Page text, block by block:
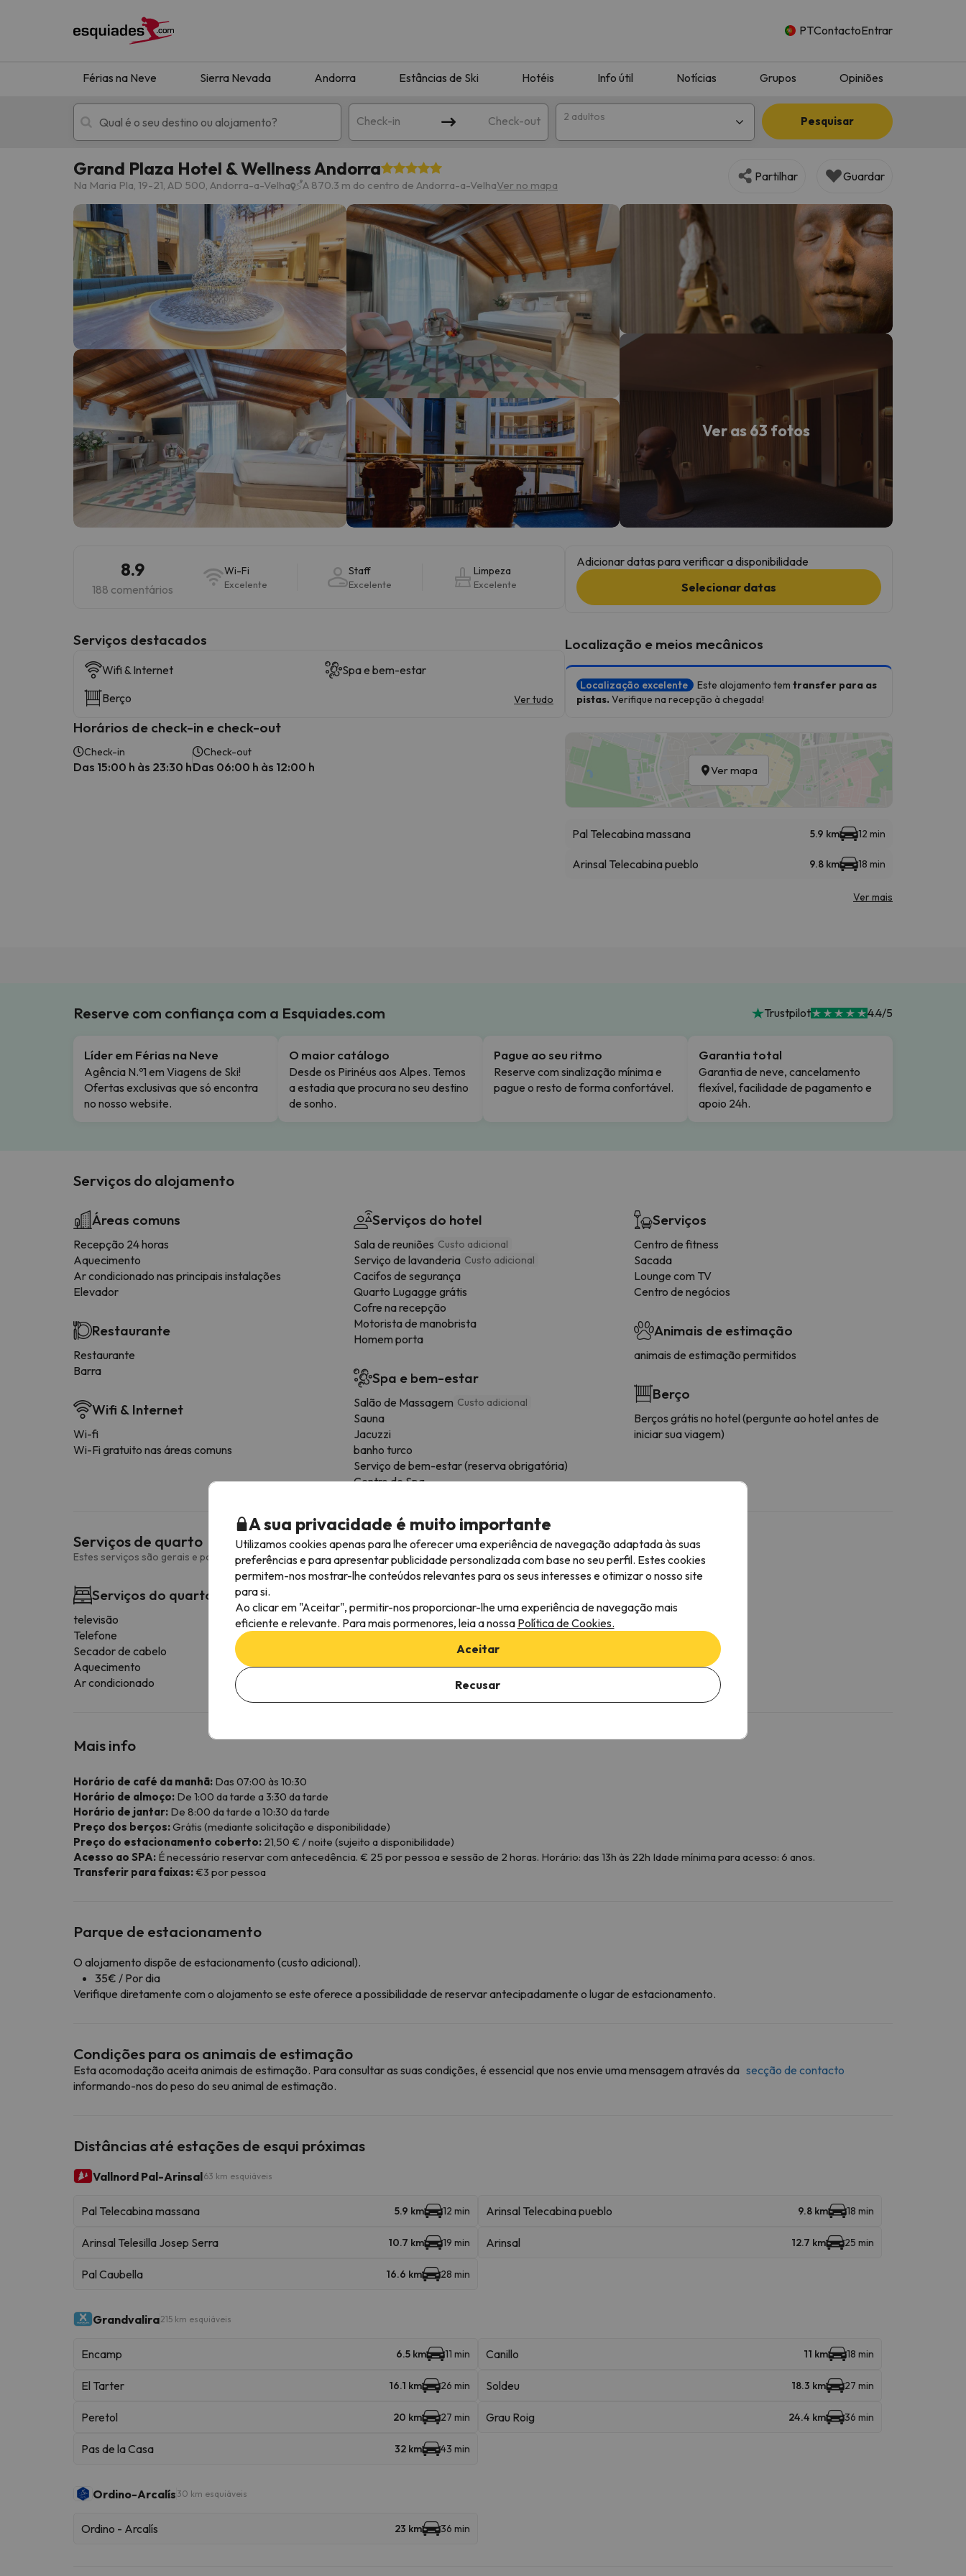
PTContactoEntrar
Férias na Neve Sierra Nevada Andorra Estâncias de Ski Hotéis Info útil Notícias Grupos Opiniões
Check-in Check-out 2 adultos Pesquisar
Férias na neve Hotéis de montanha
Oops, não encontramos nenhum resultado que corresponda à sua pesquisa. Tente modificar o destino.
Bem, parece que o nosso Seeker perdeu o seu caminho. Assim que encontrar a sua bússola, estará de volta.
Grand Plaza Hotel & Wellness Andorra
Na Maria Pla, 19-21, AD 500, Andorra-a-Velha A 870.3 m do centro de Andorra-a-VelhaVer no mapa
Partilhar Guardar
Ver as 63 fotos
8.9
188 comentários
Wi-Fi
Excelente
Staff
Excelente
Limpeza
Excelente
Serviços destacados
Wifi & Internet
Spa e bem-estar
Berço
Ver tudo
Horários de check-in e check-out
Check-in
Das 15:00 h às 23:30 h
Check-out
Das 06:00 h às 12:00 h
Adicionar datas para verificar a disponibilidade
Selecionar datas
Localização e meios mecânicos
Localização excelente Este alojamento tem transfer para as
pistas. Verifique na recepção à chegada!
Ver mapa
Pal Telecabina massana 5.9 km 12 min
Arinsal Telecabina pueblo 9.8 km 18 min
Ver mais
Reserve com confiança com a Esquiades.com Trustpilot 4.4/5
Líder em Férias na Neve
Agência N.º1 em Viagens de Ski!
Ofertas exclusivas que só encontra
no nosso website.
O maior catálogo
Desde os Pirinéus aos Alpes. Temos
a estadia que procura no seu destino
de sonho.
Pague ao seu ritmo
Reserve com sinalização mínima e
pague o resto de forma confortável.
Garantia total
Garantia de neve, cancelamento
flexível, facilidade de pagamento e
apoio 24h.
Serviços do alojamento
Áreas comuns
Recepção 24 horas
Aquecimento
Ar condicionado nas principais instalações
Elevador
Restaurante
Restaurante
Barra
Wifi & Internet
Wi-fi
Wi-Fi gratuito nas áreas comuns
Serviços do hotel
Sala de reuniões Custo adicional
Serviço de lavanderia Custo adicional
Cacifos de segurança
Quarto Lugagge grátis
Cofre na recepção
Motorista de manobrista
Homem porta
Spa e bem-estar
Salão de Massagem Custo adicional
Sauna
Jacuzzi
banho turco
Serviço de bem-estar (reserva obrigatória)
Centro de Spa
Serviços
Centro de fitness
Sacada
Lounge com TV
Centro de negócios
Animais de estimação
animais de estimação permitidos
Berço
Berços grátis no hotel (pergunte ao hotel antes de
iniciar sua viagem)
Serviços de quarto
Estes serviços são gerais e podem variar consoante o tipo de quarto.
Serviços do quarto
televisão
Telefone
Secador de cabelo
Aquecimento
Ar condicionado
WC
Duche ou banheira
Mais info
Horário de café da manhã: Das 07:00 às 10:30
Horário de almoço: De 1:00 da tarde a 3:30 da tarde
Horário de jantar: De 8:00 da tarde a 10:30 da tarde
Preço dos berços:Grátis (mediante solicitação e disponibilidade)
Preço do estacionamento coberto: 21,50 € / noite (sujeito a disponibilidade)
Acesso ao SPA: É necessário reservar com antecedência. € 25 por pessoa e sessão de 2 horas. Horário: das 13h às 22h Idade mínima para acesso: 6 anos.
Transferir para faixas:€3 por pessoa
Parque de estacionamento
O alojamento dispõe de estacionamento (custo adicional).
35€ / Por dia
Verifique diretamente com o alojamento se este oferece a possibilidade de reservar antecipadamente o lugar de estacionamento.
Condições para os animais de estimação
Esta acomodação aceita animais de estimação. Para consultar as suas condições, é essencial que nos envie uma mensagem através da secção de contacto
informando-nos do peso do seu animal de estimação.
Distâncias até estações de esqui próximas
Vallnord Pal-Arinsal63 km esquiáveis
Pal Telecabina massana 5.9 km 12 min Arinsal Telecabina pueblo 9.8 km 18 min
Arinsal Telesilla Josep Serra 10.7 km 19 min Arinsal 12.7 km 25 min
Pal Caubella 16.6 km 28 min
Grandvalira215 km esquiáveis
Encamp 6.5 km 11 min Canillo 11 km 18 min
El Tarter 16.1 km 26 min Soldeu 18.3 km 27 min
Peretol 20 km 27 min Grau Roig 24.4 km 36 min
Pas de la Casa 32 km 43 min
Ordino-Arcalís 30 km esquiáveis
Ordino - Arcalís 23 km 36 min
A sua privacidade é muito importante
Utilizamos cookies apenas para lhe oferecer uma experiência de navegação adaptada às suas
preferências e para apresentar publicidade personalizada com base no seu perfil. Estes cookies
permitem-nos mostrar-lhe conteúdos relevantes para os seus interesses e otimizar o nosso site
para si.
Ao clicar em "Aceitar", permitir-nos proporcionar-lhe uma experiência de navegação mais
eficiente e relevante. Para mais pormenores, leia a nossa Política de Cookies.
Aceitar
Recusar